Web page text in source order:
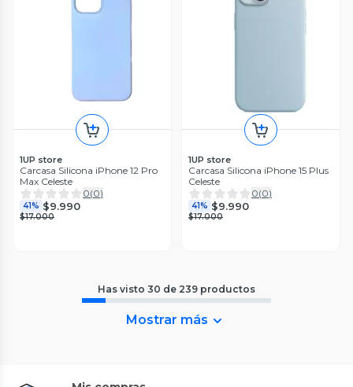
1UP store
Carcasa Silicona iPhone 12 Pro
Max Celeste
0(0)
41% $9.990
$17.000
1UP store
Carcasa Silicona iPhone 15 Plus
Celeste
0(0)
41% $9.990
$17.000
Has visto 30 de 239 productos
Mostrar más